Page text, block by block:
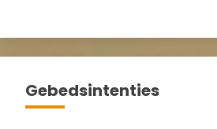
Gebedsintenties